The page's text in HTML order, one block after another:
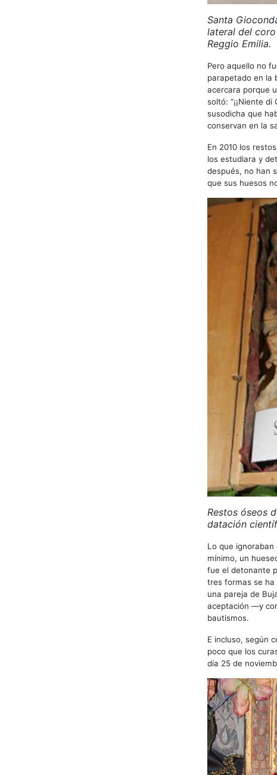
Santa
lateral del coro
Reggio Emilia.
Pero aquello no
parapetado en la
acercara porque
soltó: “¡¡Niente
susodicha que
conservan en la
En 2010 los
los estudiara y
después, no han
que sus huesos
Restos óseos
datación
Lo que
mínimo, un
fue el detonante
tres formas se ha
una pareja de
aceptación —y
bautismos.
E incluso, según
poco que los
día 25 de